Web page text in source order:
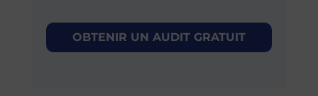
OBTENIR UN AUDIT GRATUIT